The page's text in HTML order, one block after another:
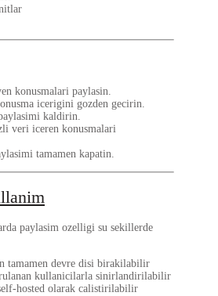
konusmalari paylasin.
icerigini gozden gecirin.
kaldirin.
veri iceren konusmalari
tamamen kapatin.
paylasim ozelligi su sekillerde
tamamen devre disi birakilabilir
kullanicilarla sinirlandirilabilir
hosted olarak calistirilabilir